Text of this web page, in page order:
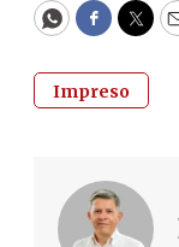
WhatsApp
Impreso